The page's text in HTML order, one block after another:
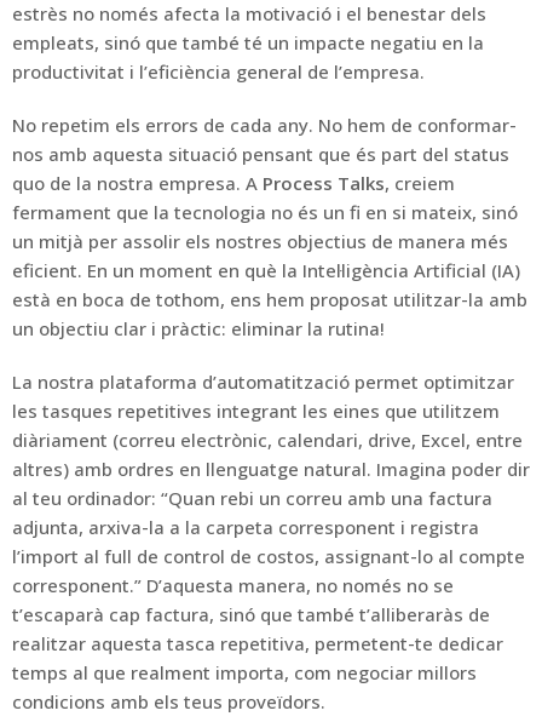
estrès no només afecta la motivació i el benestar dels
empleats, sinó que també té un impacte negatiu en la
productivitat i l’eficiència general de l’empresa.
No repetim els errors de cada any. No hem de conformar-
nos amb aquesta situació pensant que és part del status
quo de la nostra empresa. A Process Talks, creiem
fermament que la tecnologia no és un fi en si mateix, sinó
un mitjà per assolir els nostres objectius de manera més
eficient. En un moment en què la Intel·ligència Artificial (IA)
està en boca de tothom, ens hem proposat utilitzar-la amb
un objectiu clar i pràctic: eliminar la rutina!
La nostra plataforma d’automatització permet optimitzar
les tasques repetitives integrant les eines que utilitzem
diàriament (correu electrònic, calendari, drive, Excel, entre
altres) amb ordres en llenguatge natural. Imagina poder dir
al teu ordinador: “Quan rebi un correu amb una factura
adjunta, arxiva-la a la carpeta corresponent i registra
l’import al full de control de costos, assignant-lo al compte
corresponent.” D’aquesta manera, no només no se
t’escaparà cap factura, sinó que també t’alliberaràs de
realitzar aquesta tasca repetitiva, permetent-te dedicar
temps al que realment importa, com negociar millors
condicions amb els teus proveïdors.